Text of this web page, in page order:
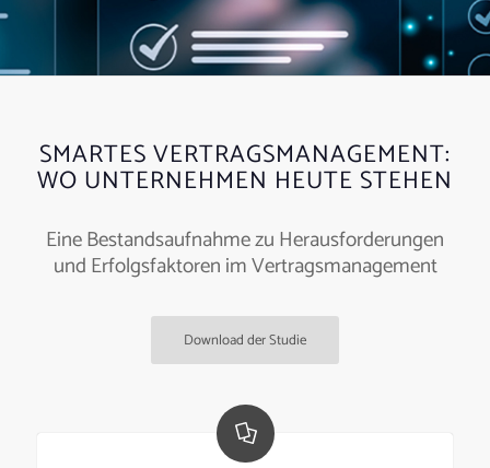
SMARTES VERTRAGSMANAGEMENT:
WO UNTERNEHMEN HEUTE STEHEN
Eine Bestandsaufnahme zu Herausforderungen
und Erfolgsfaktoren im Vertragsmanagement
Download der Studie